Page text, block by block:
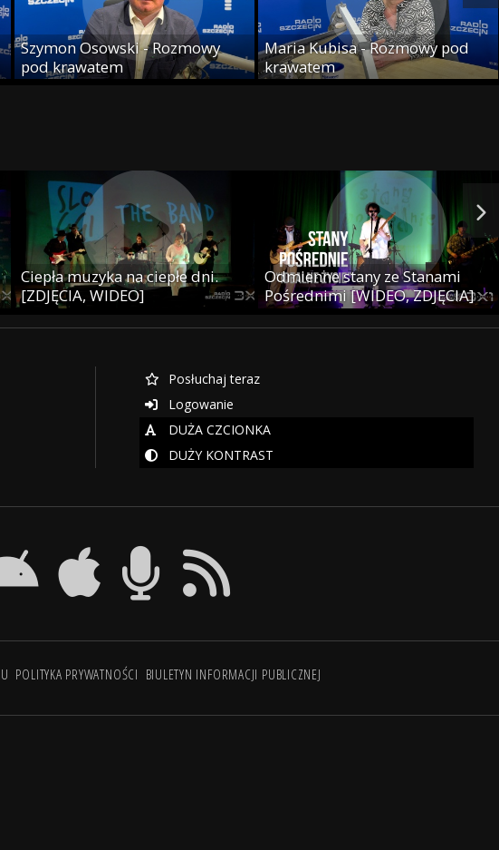
Szymon Osowski - Rozmowy
pod krawatem
Maria Kubisa - Rozmowy pod
krawatem
Ciepła muzyka na ciepłe dni.
[ZDJĘCIA, WIDEO]
Odmienne stany ze Stanami
Pośrednimi [WIDEO, ZDJĘCIA]
Posłuchaj teraz
Logowanie
DUŻA CZCIONKA
DUŻY KONTRAST
POLITYKA PRYWATNOŚCI BIULETYN INFORMACJI PUBLICZNEJ